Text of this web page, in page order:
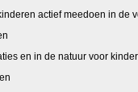
actief meedoen in de
en in de natuur voor